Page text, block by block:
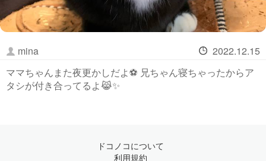
mina
2022.12.15
ママちゃんまた夜更かしだよ⚽️ 兄ちゃん寝ちゃったからア
タシが付き合ってるよ😹✨
ドコノコについて
利用規約